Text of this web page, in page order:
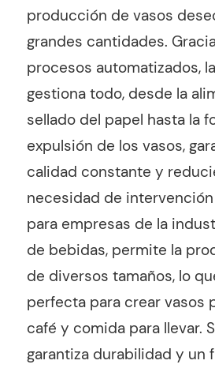
producción de vasos
grandes cantidades.
procesos automatizados,
gestiona todo, desde la
sellado del papel hasta la
expulsión de los vasos,
calidad constante y
necesidad de intervención
para empresas de la
de bebidas, permite la
de diversos tamaños, lo
perfecta para crear vasos
café y comida para llevar.
garantiza durabilidad y un